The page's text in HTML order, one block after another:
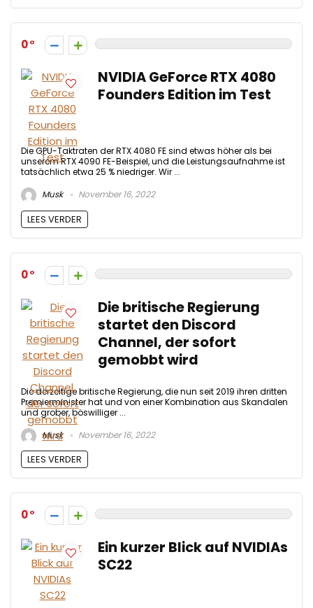
0
NVIDIA GeForce RTX 4080
Founders Edition im Test
Die GPU-Taktraten der RTX 4080 FE sind etwas höher als bei
unserem RTX 4090 FE-Beispiel, und die Leistungsaufnahme ist
tatsächlich etwa 25 % niedriger. Wir ...
Musk
November 16, 2022
LEES VERDER
0
Die britische Regierung
startet den Discord
Channel, der sofort
gemobbt wird
Die derzeitige britische Regierung, die nun seit 2019 ihren dritten
Premierminister hat und von einer Kombination aus Skandalen
und grober, böswilliger ...
Musk
November 16, 2022
LEES VERDER
0
Ein kurzer Blick auf NVIDIAs
SC22